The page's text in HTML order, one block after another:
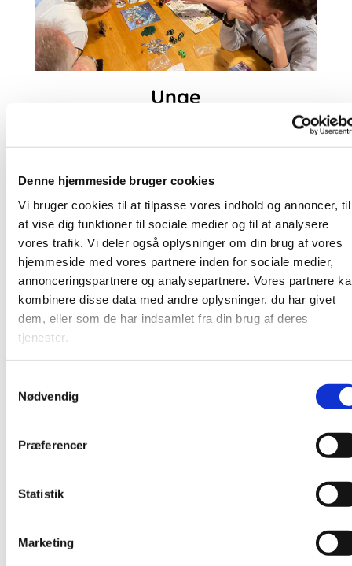
Denne hjemmeside bruger cookies
Vi bruger cookies til at tilpasse vores indhold og annoncer, til
at vise dig funktioner til sociale medier og til at analysere
vores trafik. Vi deler også oplysninger om din brug af vores
hjemmeside med vores partnere inden for sociale medier,
annonceringspartnere og analysepartnere. Vores partnere
kombinere disse data med andre oplysninger, du har givet
dem, eller som de har indsamlet fra din brug af deres
tjenester.
Nødvendig
Præferencer
Statistik
Marketing
Unge
Strandkirkens Unge. Læs om dem her